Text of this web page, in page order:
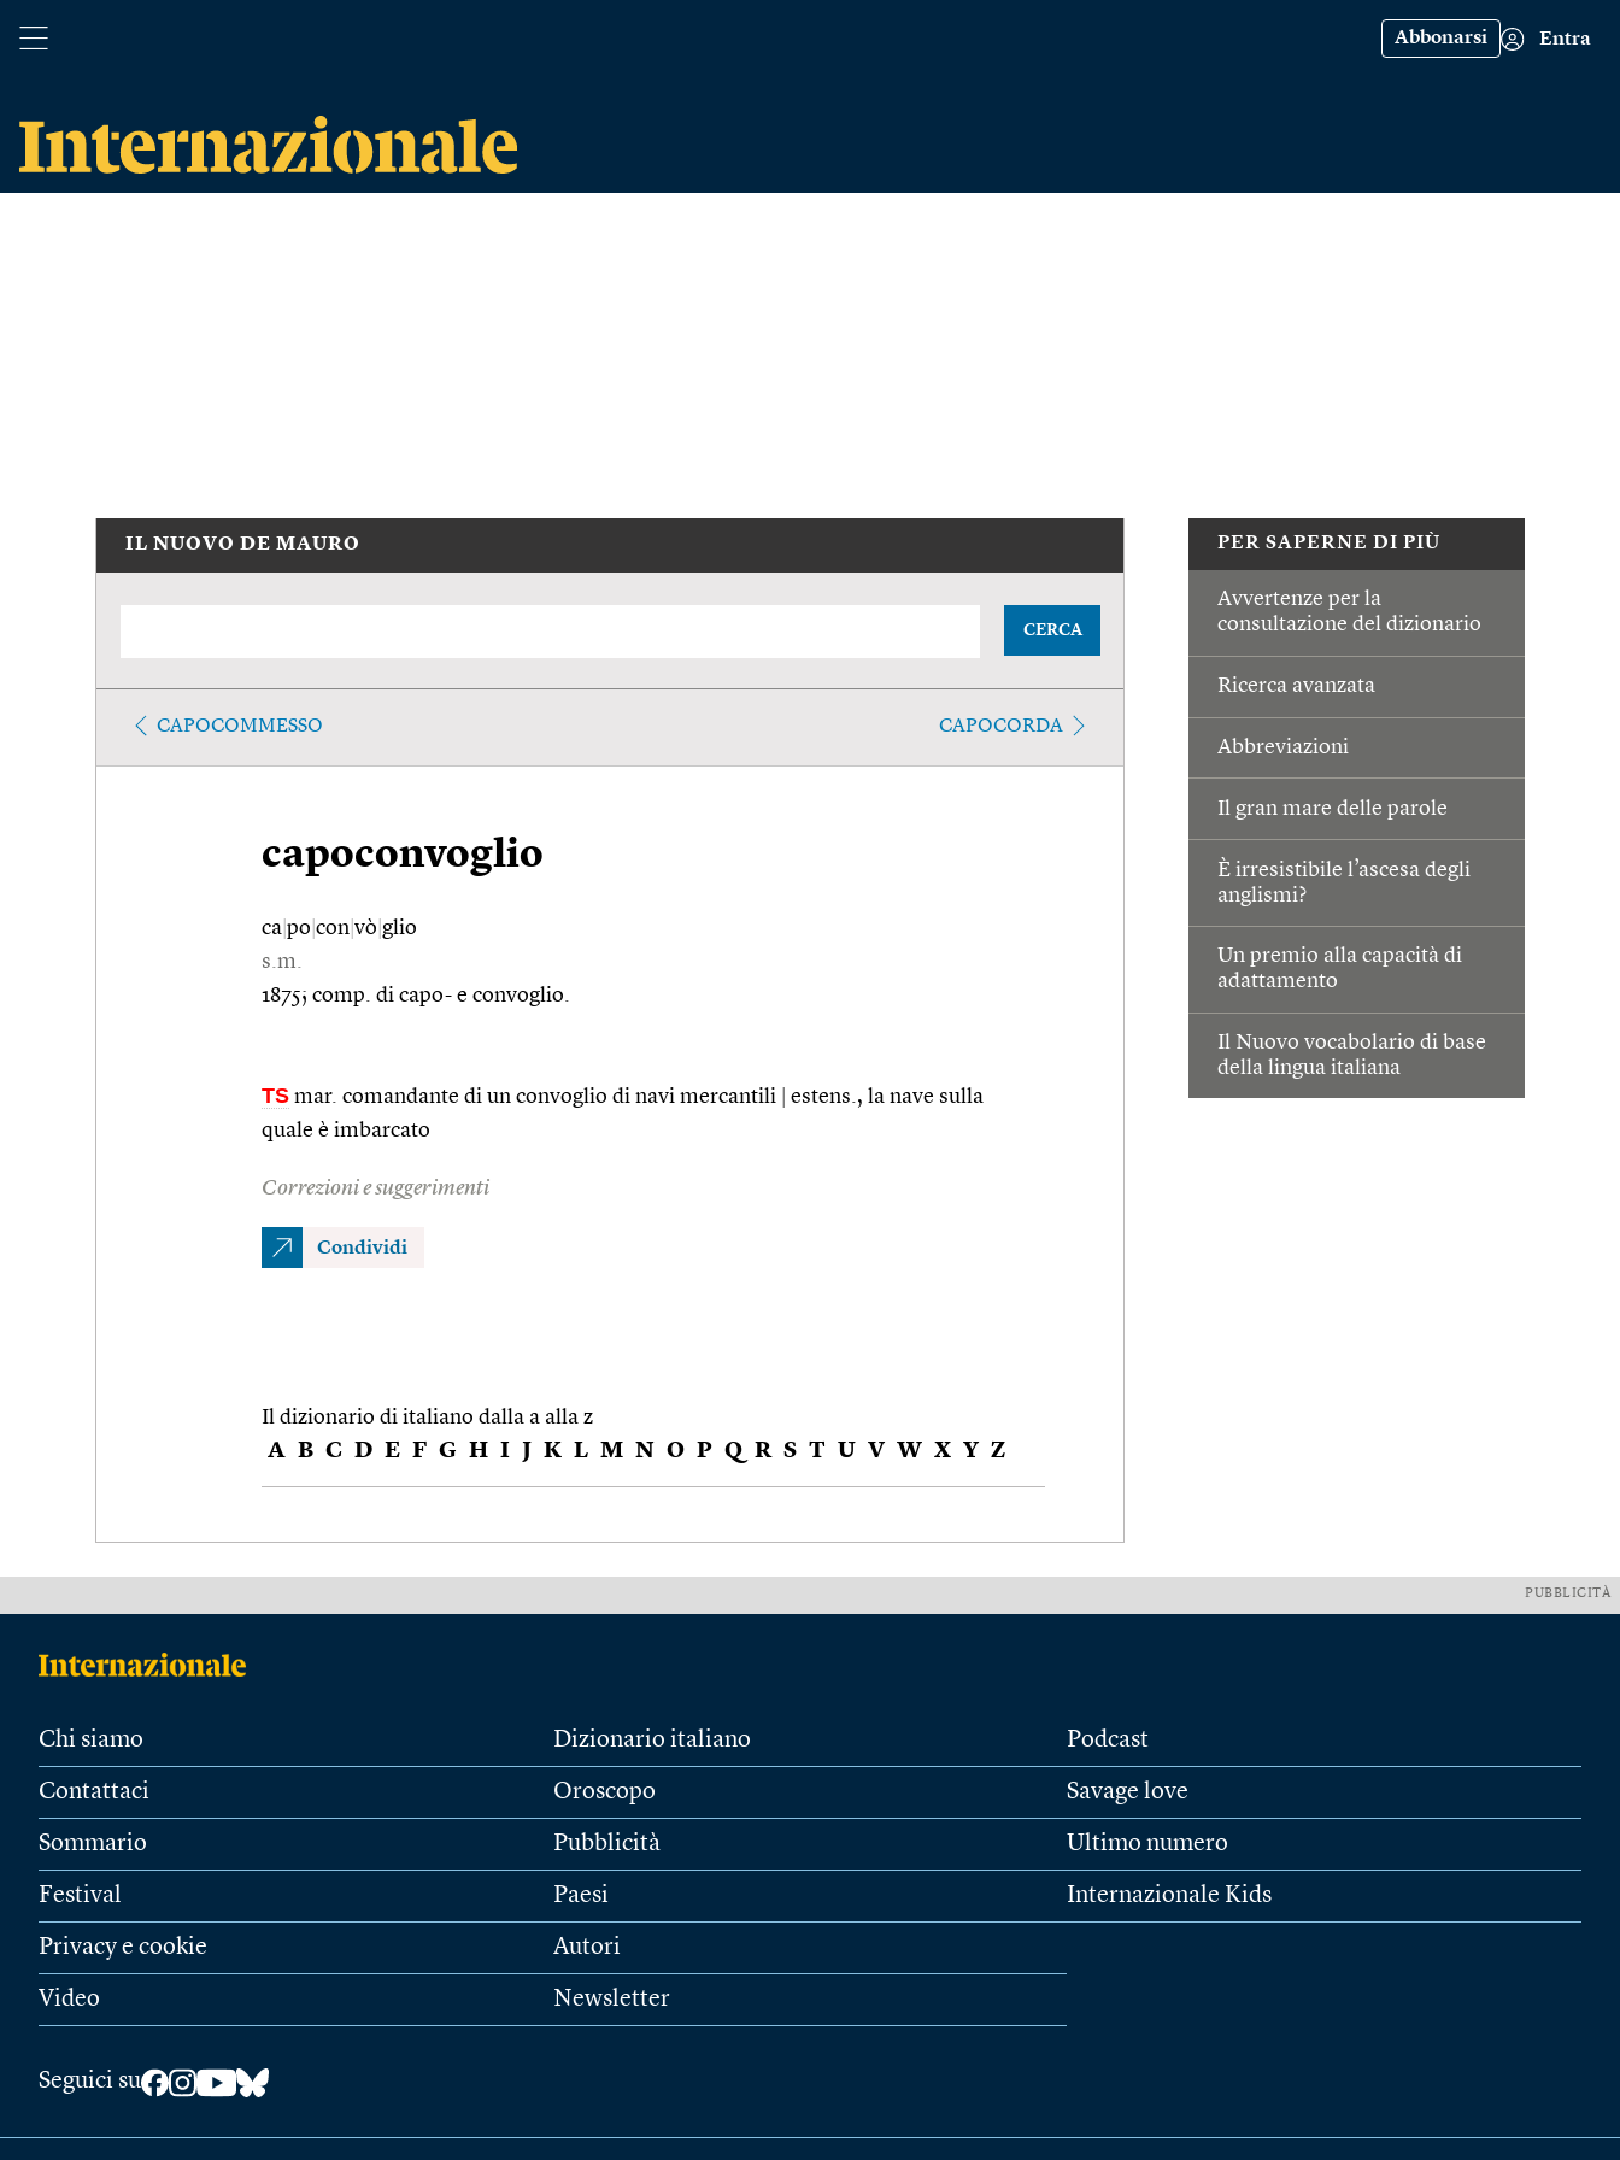
Abbonarsi Entra
PER SAPERNE DI PIÙ
Avvertenze per la
consultazione del dizionario
Ricerca avanzata
Abbreviazioni
Il gran mare delle parole
È irresistibile l’ascesa degli
anglismi?
Un premio alla capacità di
adattamento
Il Nuovo vocabolario di base
della lingua italiana
IL NUOVO DE MAURO
CERCA
CAPOCOMMESSO CAPOCORDA
capoconvoglio
ca po con vò glio
s.m.
1875; comp. di capo- e convoglio.
TS mar. comandante di un convoglio di navi mercantili
estens., la nave sulla
quale è imbarcato
Correzioni e suggerimenti
Condividi
Il dizionario di italiano dalla a alla z
A B C D E F G H I J K L M N O P Q R S T U V W X Y Z
PUBBLICITÀ
Chi siamo
Contattaci
Sommario
Festival
Privacy e cookie
Video
Dizionario italiano
Oroscopo
Pubblicità
Paesi
Autori
Newsletter
Podcast
Savage love
Ultimo numero
Internazionale Kids
Seguici su